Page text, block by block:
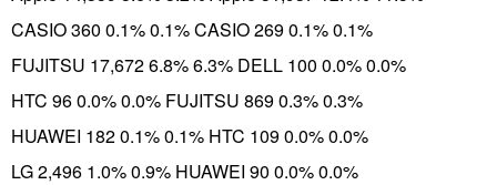
CASIO 360 0.1% 0.1% CASIO 269 0.1% 0.1%
FUJITSU 17,672 6.8% 6.3% DELL 100 0.0% 0.0%
HTC 96 0.0% 0.0% FUJITSU 869 0.3% 0.3%
HUAWEI 182 0.1% 0.1% HTC 109 0.0% 0.0%
LG 2,496 1.0% 0.9% HUAWEI 90 0.0% 0.0%